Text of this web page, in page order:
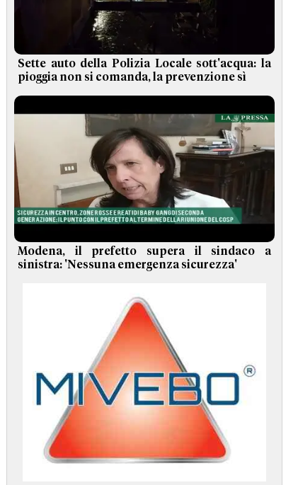
Sette auto della Polizia Locale sott'acqua: la
pioggia non si comanda, la prevenzione sì
Modena, il prefetto supera il sindaco a
sinistra: 'Nessuna emergenza sicurezza'